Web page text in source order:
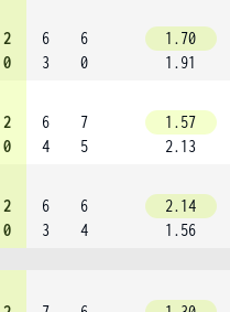
2
0
6
3
6
0
1.70
1.91
2
0
6
4
7
5
1.57
2.13
2
0
6
3
6
4
2.14
1.56